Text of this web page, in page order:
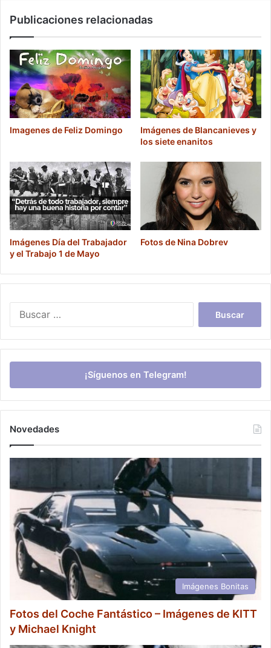
Publicaciones relacionadas
Imagenes de Feliz Domingo
Imágenes de Blancanieves y
los siete enanitos
Imágenes Día del Trabajador
y el Trabajo 1 de Mayo
Fotos de Nina Dobrev
¡Síguenos en Telegram!
Novedades
Imágenes Bonitas
Fotos del Coche Fantástico – Imágenes de KITT
y Michael Knight